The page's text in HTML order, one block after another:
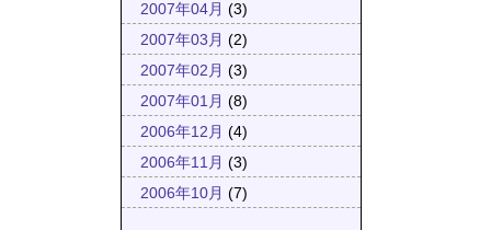
2007年04月 (3)
2007年03月 (2)
2007年02月 (3)
2007年01月 (8)
2006年12月 (4)
2006年11月 (3)
2006年10月 (7)